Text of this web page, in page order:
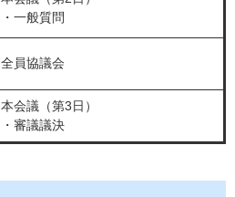
・一般質問
全員協議会
本会議（第3日）
・審議議決